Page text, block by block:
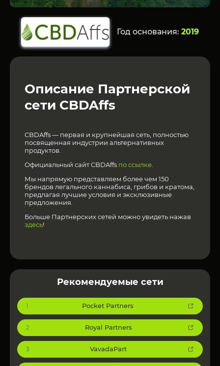
Год основания: 2019
Описание Партнерской
сети CBDAffs
CBDAffs — первая и крупнейшая сеть, полностью
посвященная индустрии альтернативных
продуктов.
Официальный сайт CBDAffs по ссылке
Мы напрямую представляем более чем 150
брендов легального каннабиса, грибов и кратома,
предлагая лучшие условия и эксклюзивные
предложения.
Больше Партнерских сетей можно увидеть нажав
здесь!
Рекомендуемые сети
1 Pocket Partners
2 Royal Partners
3 VavadaPart